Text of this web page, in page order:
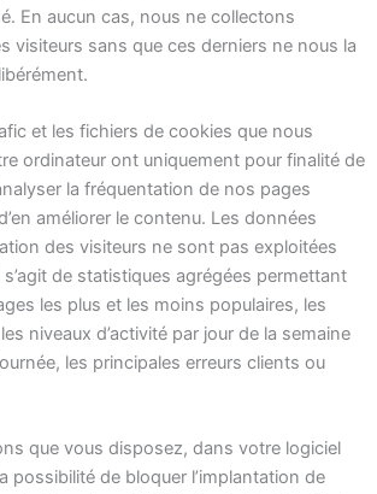
En aucun cas, nous ne collectons
visiteurs sans que ces derniers ne nous la
et les fichiers de cookies que nous
ordinateur ont uniquement pour finalité de
la fréquentation de nos pages
améliorer le contenu. Les données
des visiteurs ne sont pas exploitées
de statistiques agrégées permettant
les plus et les moins populaires, les
niveaux d’activité par jour de la semaine
les principales erreurs clients ou
que vous disposez, dans votre logiciel
possibilité de bloquer l’implantation de